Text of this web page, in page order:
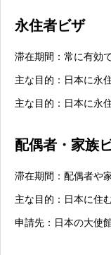
永住者ビザ
滞在期間：常に有効
主な目的：日本に永
主な目的：日本に永
配偶者・家族
滞在期間：配偶者や
主な目的：日本に住
申請先：日本の大使